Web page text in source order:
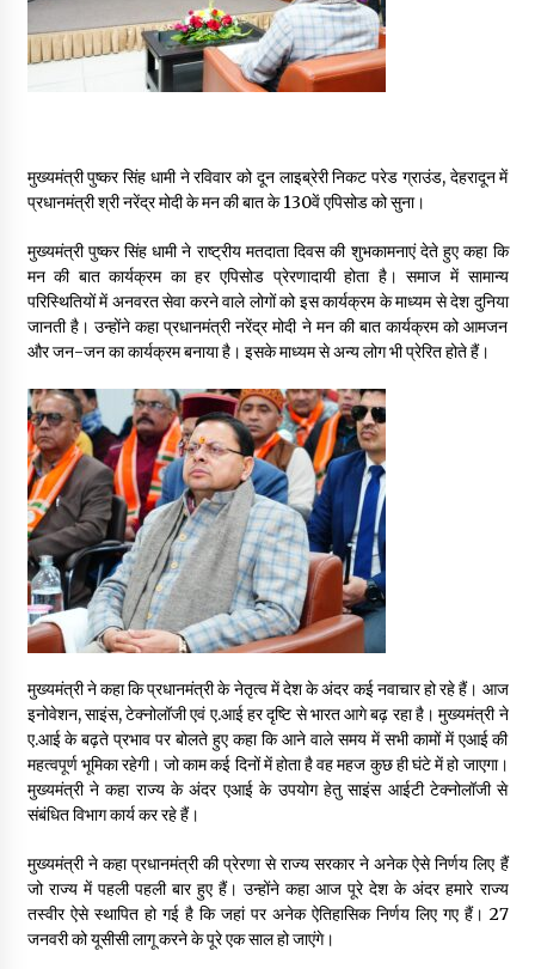
May 16, 2022
Thought Of The Day 14 May
Thought Of The Day 13 May
Thought Of The Day 12 May
May 12, 2022
Thought Of The Day 11 May
May 11, 2022
Thought Of The Day 10 May
May 10, 2022
Thought Of The Day 9 May
मुख्यमंत्री पुष्कर सिंह धामी ने रविवार को दून लाइब्रेरी निकट परेड ग्राउंड, देहरादून में
प्रधानमंत्री श्री नरेंद्र मोदी के मन की बात के 130वें एपिसोड को सुना।
मुख्यमंत्री पुष्कर सिंह धामी ने राष्ट्रीय मतदाता दिवस की शुभकामनाएं देते हुए कहा कि
मन की बात कार्यक्रम का हर एपिसोड प्रेरणादायी होता है। समाज में सामान्य
परिस्थितियों में अनवरत सेवा करने वाले लोगों को इस कार्यक्रम के माध्यम से देश दुनिया
जानती है। उन्होंने कहा प्रधानमंत्री नरेंद्र मोदी ने मन की बात कार्यक्रम को आमजन
और जन-जन का कार्यक्रम बनाया है। इसके माध्यम से अन्य लोग भी प्रेरित होते हैं।
मुख्यमंत्री ने कहा कि प्रधानमंत्री के नेतृत्व में देश के अंदर कई नवाचार हो रहे हैं। आज
इनोवेशन, साइंस, टेक्नोलॉजी एवं ए.आई हर दृष्टि से भारत आगे बढ़ रहा है। मुख्यमंत्री ने
ए.आई के बढ़ते प्रभाव पर बोलते हुए कहा कि आने वाले समय में सभी कामों में एआई की
महत्वपूर्ण भूमिका रहेगी। जो काम कई दिनों में होता है वह महज कुछ ही घंटे में हो जाएगा।
मुख्यमंत्री ने कहा राज्य के अंदर एआई के उपयोग हेतु साइंस आईटी टेक्नोलॉजी से
संबंधित विभाग कार्य कर रहे हैं।
मुख्यमंत्री ने कहा प्रधानमंत्री की प्रेरणा से राज्य सरकार ने अनेक ऐसे निर्णय लिए हैं
जो राज्य में पहली पहली बार हुए हैं। उन्होंने कहा आज पूरे देश के अंदर हमारे राज्य
तस्वीर ऐसे स्थापित हो गई है कि जहां पर अनेक ऐतिहासिक निर्णय लिए गए हैं। 27
जनवरी को यूसीसी लागू करने के पूरे एक साल हो जाएंगे।